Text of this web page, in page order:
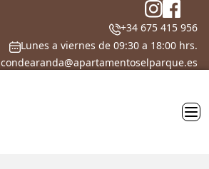
+34 675 415 956
Lunes a viernes de 09:30 a 18:00 hrs.